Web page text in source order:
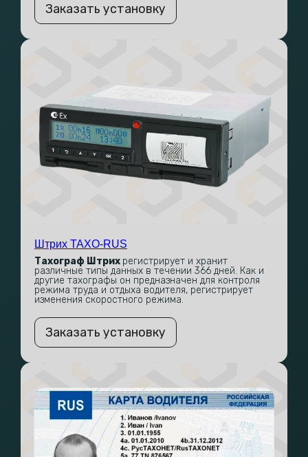
Заказать установку
Штрих TAXO-RUS
Тахограф Штрих регистрирует и хранит
различные типы данных в течении 366 дней. Как и
другие тахографы он предназначен для контроля
режима труда и отдыха водителя, регистрирует
изменения скоростного режима.
Заказать установку